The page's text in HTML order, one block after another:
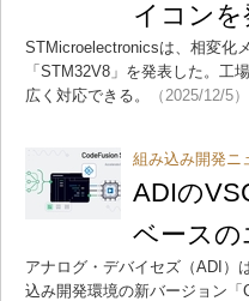
イコンを
STMicroelectronicsは、相変化
「STM32V8」を発表した。工
広く対応できる。
（2025/12/5）
組み込み開発ニ
ADIの
ベースの
アナログ・デバイセズ（ADI）
込み開発環境の新バージョン